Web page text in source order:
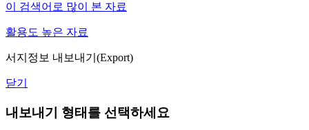
이 검색어로 많이 본 자료
활용도 높은 자료
서지정보 내보내기(Export)
닫기
내보내기 형태를 선택하세요